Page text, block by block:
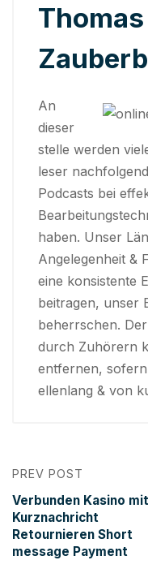
An
dieser
stelle werden
leser
Podcasts bei
haben. Unser
Angelegenheit &
eine konsistente
beitragen, unser
beherrschen.
durch Zuhörern
entfernen,
ellenlang & von
PREV POST
Verbunden Kasino mit
Kurznachricht
Retournieren Short
message Payment